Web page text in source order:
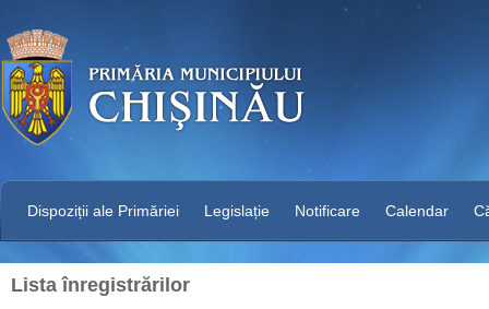
Dispoziții ale Primăriei Legislație Notificare Calendar
Lista înregistrărilor